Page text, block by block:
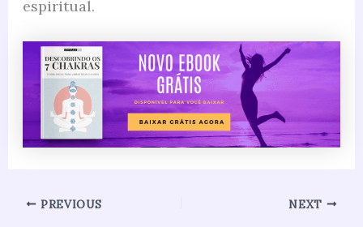
espiritual.
PREVIOUS NEXT